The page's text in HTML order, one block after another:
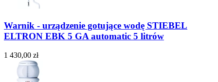
Warnik - urządzenie gotujące wodę STIEBEL
ELTRON EBK 5 GA automatic 5 litrów
1 430,00 zł